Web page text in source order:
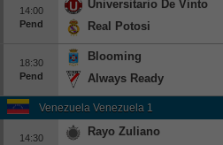
14:00
Pend
Universitario De Vinto
Real Potosi
18:30
Pend
Blooming
Always Ready
Venezuela Venezuela 1
14:30
Rayo Zuliano
ACB
Estados Unidos
NBA
Tenis